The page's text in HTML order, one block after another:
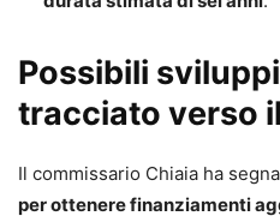
Possibili
tracciato verso
Il commissario Chiaia ha
per ottenere finanziamenti